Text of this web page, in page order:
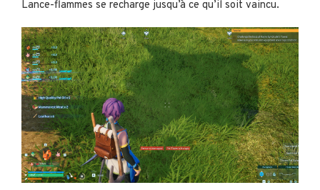
Lance-flammes se recharge jusqu’à ce qu’il soit vaincu.